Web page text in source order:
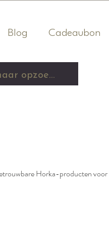
Blog Cadeaubon
Horka-producten